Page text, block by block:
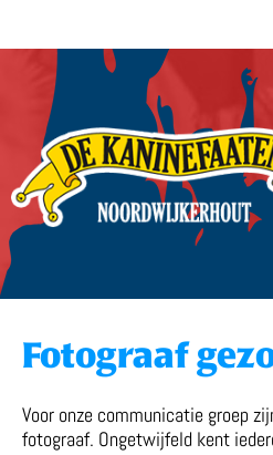
Fotograaf
Voor onze communicatie groep
fotograaf. Ongetwijfeld kent